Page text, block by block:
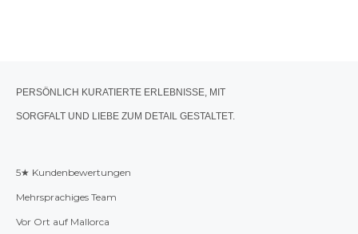
PERSÖNLICH KURATIERTE ERLEBNISSE, MIT
SORGFALT UND LIEBE ZUM DETAIL GESTALTET.
5★ Kundenbewertungen
Mehrsprachiges Team
Vor Ort auf Mallorca